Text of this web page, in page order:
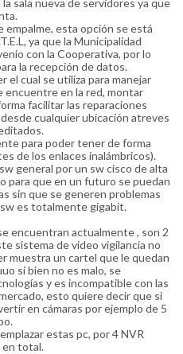
sala nueva de servidores ya que
empalme, esta opción se está
ya que la Municipalidad
con la Cooperativa, por lo
la recepción de datos.
cual se utiliza para manejar
en la red, montar
facilitar las reparaciones
cualquier ubicación atreves
para poder tener de forma
de los enlaces inalámbricos).
general por un sw cisco de alta
para que en un futuro se puedan
sin que se generen problemas
es totalmente gigabit.
encuentran actualmente , son 2
sistema de video vigilancia no
muestra un cartel que le quedan
si bien no es malo, se
y es incompatible con las
esto quiere decir que si
en cámaras por ejemplo de 5
estas pc, por 4 NVR
en total.